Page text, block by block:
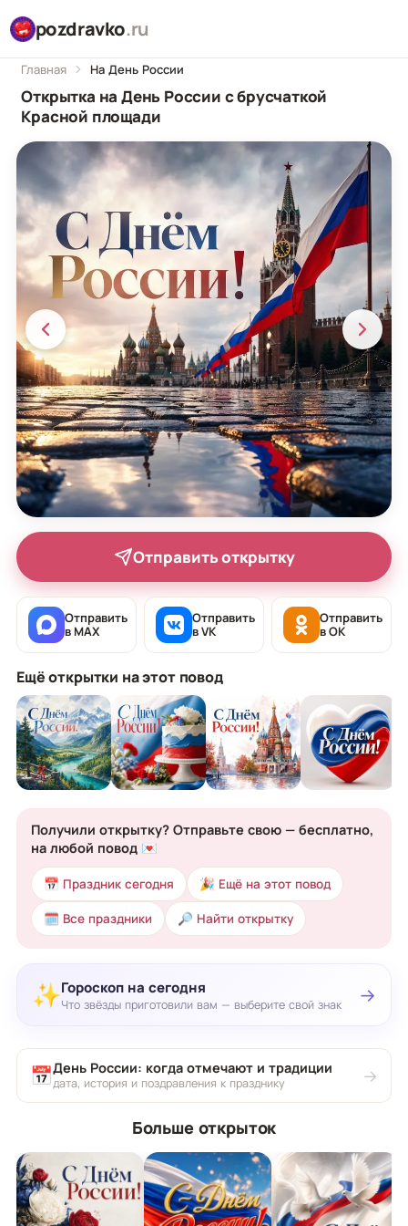
pozdravko.ru
Главная На День России
Открытка на День России с брусчаткой
Красной площади
Отправить открытку
Отправить
в MAX
Отправить
в VK
Отправить
в OK
Ещё открытки на этот повод
Получили открытку? Отправьте свою — бесплатно,
на любой повод 💌
📅 Праздник сегодня 🎉 Ещё на этот повод
🗓 Все праздники 🔎 Найти открытку
✨Гороскоп на сегодня
Что звёзды приготовили вам — выберите свой знак →
📅День России: когда отмечают и традиции
дата, история и поздравления к празднику →
Больше открыток